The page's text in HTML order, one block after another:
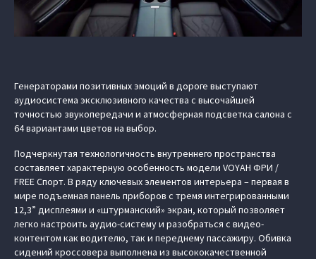
Генераторами позитивных эмоций в дороге выступают
аудиосистема эксклюзивного качества с высочайшей
точностью звукопередачи и атмосферная подсветка салона с
64 вариантами цветов на выбор.
Подчеркнутая технологичность внутреннего пространства
составляет характерную особенность модели VOYAH ФРИ /
FREE Спорт. В ряду ключевых элементов интерьера – первая в
мире подъемная панель приборов с тремя интегрированными
12,3” дисплеями и «штурманский» экран, который позволяет
легко настроить аудио-систему и разобраться с видео-
контентом как водителю, так и переднему пассажиру. Обивка
сидений кроссовера выполнена из высококачественной